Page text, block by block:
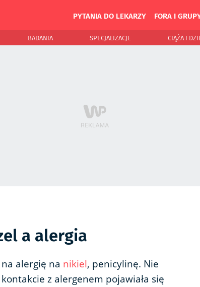
PYTANIA DO LEKARZY FORA I
BADANIA SPECJALIZACJE CIĄŻA I
a alergia
alergię na nikiel, penicylinę. Nie
z alergenem pojawiała się